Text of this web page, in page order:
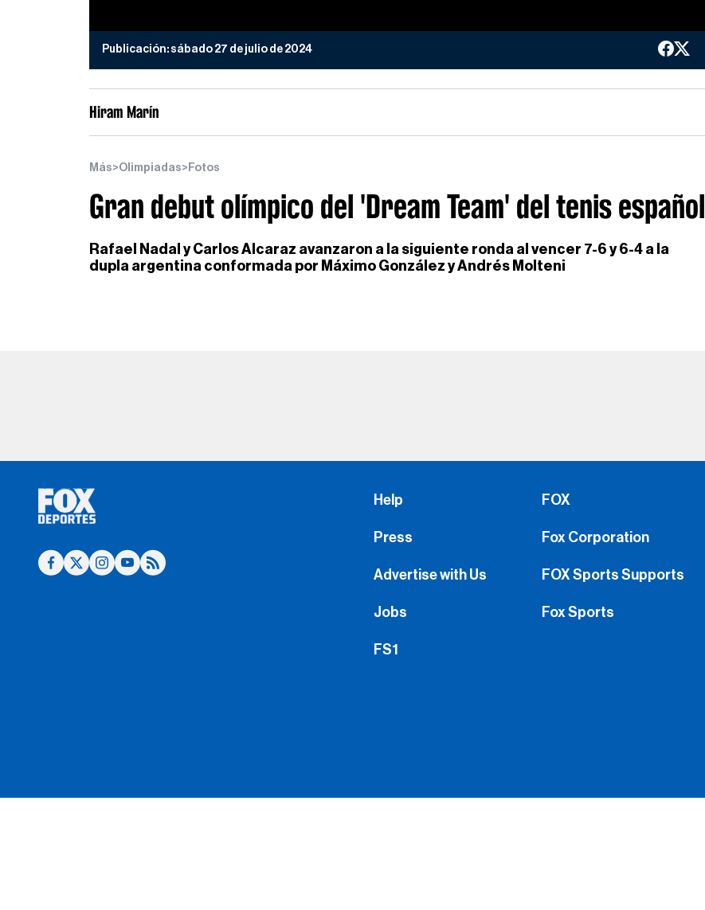
Publicación: sábado 27 de julio de 2024
Hiram Marín
Más>Olimpiadas> Fotos
Gran debut olímpico del 'Dream Team' del tenis español
Rafael Nadal y Carlos Alcaraz avanzaron a la siguiente ronda al vencer 7-6 y 6-4 a la
dupla argentina conformada por Máximo González y Andrés Molteni
Help
Press
Advertise with Us
Jobs
FS1
FOX
Fox Corporation
FOX Sports Supports
Fox Sports